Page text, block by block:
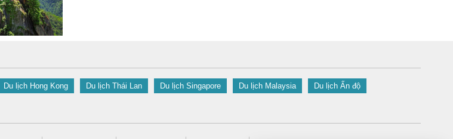
Du lịch Hong Kong Du lịch Thái Lan Du lịch Singapore Du lịch Malaysia Du lịch Ấn độ